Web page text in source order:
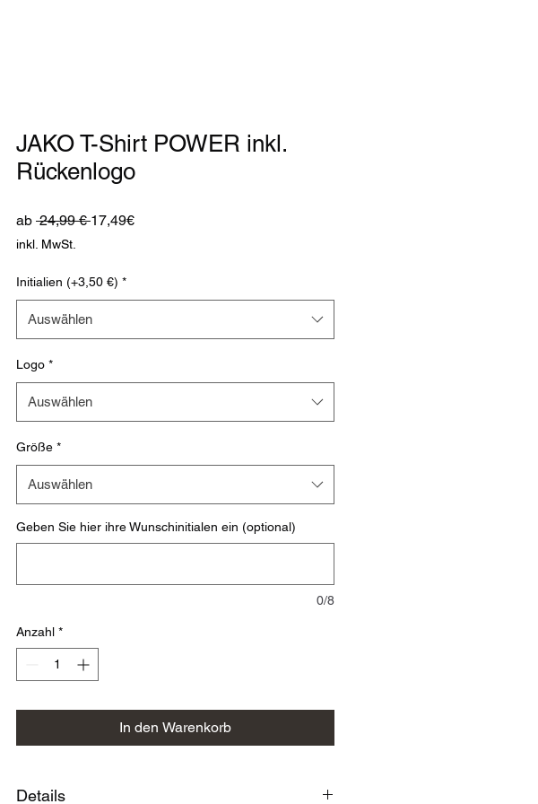
JAKO T-Shirt POWER inkl.
Rückenlogo
ab 24,99 € Standardpreis
17,49€Sale-
inkl. MwSt.
Initialien (+3,50 €) *
Auswählen
Logo *
Auswählen
Größe *
Auswählen
Geben Sie hier ihre Wunschinitialen ein (optional)
0/8
Anzahl *
In den Warenkorb
Details